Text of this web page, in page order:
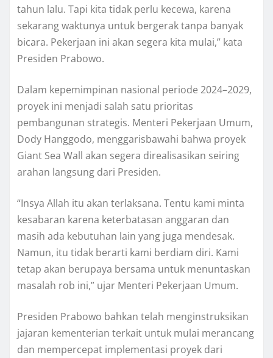
tahun lalu. Tapi kita tidak perlu kecewa, karena
sekarang waktunya untuk bergerak tanpa banyak
bicara. Pekerjaan ini akan segera kita mulai,” kata
Presiden Prabowo.
Dalam kepemimpinan nasional periode 2024–2029,
proyek ini menjadi salah satu prioritas
pembangunan strategis. Menteri Pekerjaan Umum,
Dody Hanggodo, menggarisbawahi bahwa proyek
Giant Sea Wall akan segera direalisasikan seiring
arahan langsung dari Presiden.
“Insya Allah itu akan terlaksana. Tentu kami minta
kesabaran karena keterbatasan anggaran dan
masih ada kebutuhan lain yang juga mendesak.
Namun, itu tidak berarti kami berdiam diri. Kami
tetap akan berupaya bersama untuk menuntaskan
masalah rob ini,” ujar Menteri Pekerjaan Umum.
Presiden Prabowo bahkan telah menginstruksikan
jajaran kementerian terkait untuk mulai merancang
dan mempercepat implementasi proyek dari